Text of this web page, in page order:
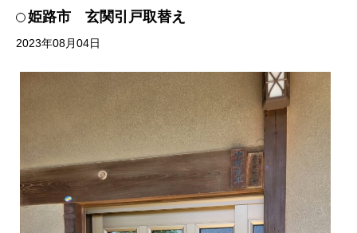
姫路市 玄関引戸取替え
2023年08月04日